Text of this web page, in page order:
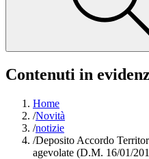
Contenuti in
Home
/Novità
/notizie
/Deposito Accordo
agevolate (D.M. 16/01/